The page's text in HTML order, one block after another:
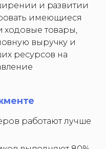
и развитии
имеющиеся
ходовые товары,
выручку и
ресурсов на
работают лучше